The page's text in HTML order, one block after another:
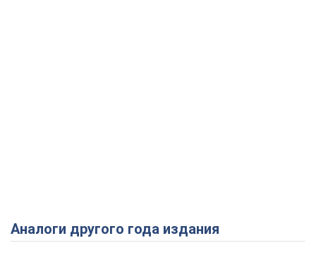
Аналоги другого года издания